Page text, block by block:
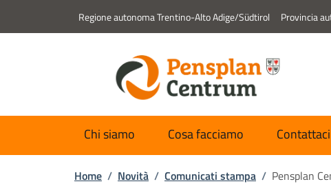
Regione autonoma Trentino-Alto Adige/Südtirol Provincia
Chi siamo Cosa facciamo Contattaci
Home / Novità / Comunicati stampa / Pensplan